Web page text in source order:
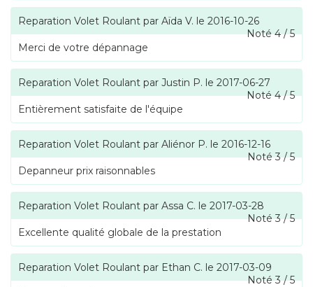
Reparation Volet Roulant par Aïda V. le 2016-10-26
Noté4/5
Merci de votre dépannage
Reparation Volet Roulant par Justin P. le 2017-06-27
Noté4/5
Entièrement satisfaite de l'équipe
Reparation Volet Roulant par Aliénor P. le 2016-12-16
Noté3/5
Depanneur prix raisonnables
Reparation Volet Roulant par Assa C. le 2017-03-28
Noté3/5
Excellente qualité globale de la prestation
Reparation Volet Roulant par Ethan C. le 2017-03-09
Noté3/5